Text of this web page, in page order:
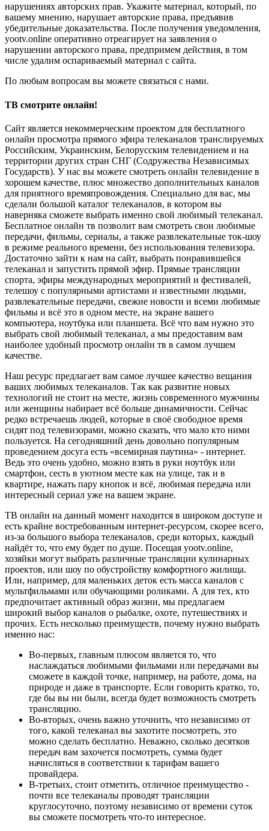
нарушениях авторских прав. Укажите материал, который, по
вашему мнению, нарушает авторские права, предъявив
убедительные доказательства. После получения уведомления,
yootv.online оперативно отреагирует на заявления о
нарушении авторского права, предпримем действия, в том
числе удалим оспариваемый материал с сайта.
По любым вопросам вы можете связаться с нами.
ТВ смотрите онлайн!
Сайт является некоммерческим проектом для бесплатного
онлайн просмотра прямого эфира телеканалов транслируемых
Российским, Украинским, Белорусским телевидением и на
территории других стран СНГ (Содружества Независимых
Государств). У нас вы можете смотреть онлайн телевидение в
хорошем качестве, плюс множество дополнительных каналов
для приятного времяпровождения. Специально для вас, мы
сделали большой каталог телеканалов, в котором вы
наверняка сможете выбрать именно свой любимый телеканал.
Бесплатное онлайн тв позволит вам смотреть свои любимые
передачи, фильмы, сериалы, а также развлекательные ток-шоу
в режиме реального времени, без использования телевизора.
Достаточно зайти к нам на сайт, выбрать понравившейся
телеканал и запустить прямой эфир. Прямые трансляции
спорта, эфиры международных мероприятий и фестивалей,
телешоу с популярными артистами и известными людьми,
развлекательные передачи, свежие новости и всеми любимые
фильмы и всё это в одном месте, на экране вашего
компьютера, ноутбука или планшета. Всё что вам нужно это
выбрать свой любимый телеканал, а мы предоставим вам
наиболее удобный просмотр онлайн тв в самом лучшем
качестве.
Наш ресурс предлагает вам самое лучшее качество вещания
ваших любимых телеканалов. Так как развитие новых
технологий не стоит на месте, жизнь современного мужчины
или женщины набирает всё больше динамичности. Сейчас
редко встречаешь людей, которые в своё свободное время
сидят под телевизорами, можно сказать, что мало кто ними
пользуется. На сегодняшний день довольно популярным
проведением досуга есть «всемирная паутина» - интернет.
Ведь это очень удобно, можно взять в руки ноутбук или
смартфон, сесть в уютном месте как на улице, так и в
квартире, нажать пару кнопок и всё, любимая передача или
интересный сериал уже на вашем экране.
ТВ онлайн на данный момент находится в широком доступе и
есть крайне востребованным интернет-ресурсом, скорее всего,
из-за большого выбора телеканалов, среди которых, каждый
найдёт то, что ему будет по душе. Посещая yootv.online,
хозяйки могут выбрать различные трансляции кулинарных
проектов, или шоу по обустройству комфортного жилища.
Или, например, для маленьких деток есть масса каналов с
мультфильмами или обучающими роликами. А для тех, кто
предпочитает активный образ жизни, мы предлагаем
широкий выбор каналов о рыбалке, охоте, путешествиях и
прочих. Есть несколько преимуществ, почему нужно выбрать
именно нас:
Во-первых, главным плюсом является то, что
наслаждаться любимыми фильмами или передачами вы
сможете в каждой точке, например, на работе, дома, на
природе и даже в транспорте. Если говорить кратко, то,
где бы вы ни были, всегда будет возможность смотреть
трансляцию.
Во-вторых, очень важно уточнить, что независимо от
того, какой телеканал вы захотите посмотреть, это
можно сделать бесплатно. Неважно, сколько десятков
передач вам захочется посмотреть, сумма будет
начисляться в соответствии к тарифам вашего
провайдера.
В-третьих, стоит отметить, отличное преимущество -
почти все телеканалы проводят трансляции
круглосуточно, поэтому независимо от времени суток
вы сможете посмотреть что-то интересное.